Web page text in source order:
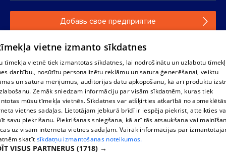
Добавь свое предприятие
Если твоего предприятия нет в нашей базе данных,
заполни простую форму .
Полное или частичное распространение или копирование
информации из баз данных 1188 в любой форме строго
запрещено. Также запрещается автоматическое
скачивание информации. Перепубликация любого
материала, опубликованного на сайте 1188 , возможна
только с согласия редакции сайта 1188.
vietne izmanto sīkdatnes
tīmekļa vietnē tiek izmantotas sīkdatnes, lai nodrošinātu un uzlabotu
darbību., nosūtītu personalizētu reklāmu un satura ģenerēšanai, veiktu
un satura mērījumus, auditorijas datu apkopošanu, kā arī produktu
Zemāk sniedzam informāciju par visām sīkdatnēm, kuras tiek
mūsu tīmekļa vietnēs. Sīkdatnes var atšķirties atkarībā no
vietnes sadaļas. Lietotājam jebkurā brīdī ir iespēja piekrist, atteikties
savu piekrišanu. Piekrišanas sniegšana, kā arī tās atsaukšana vai
uz visām interneta vietnes sadaļām. Vairāk informācijas par
skatīt sīkdatņu izmantošanas noteikumos.
VISUS PARTNERUS (1718) →